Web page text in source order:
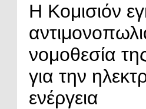
Η Κομισιόν
νομοθεσία
για την
ενέργεια